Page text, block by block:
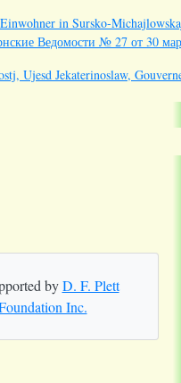
in Sursko-
Ведомости № 27 от 30
Ujesd Jekaterinoslaw,
byD. F. Plett
Inc.